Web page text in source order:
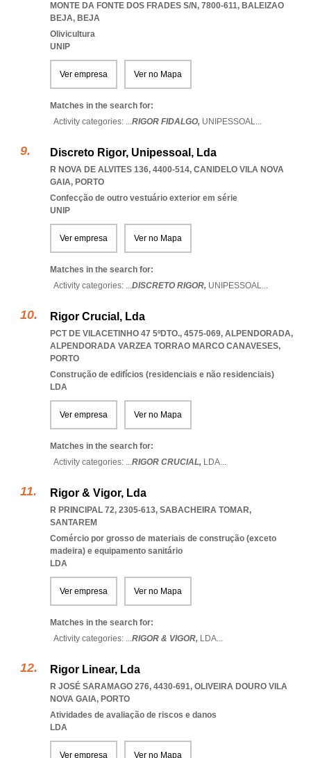
MONTE DA FONTE DOS FRADES S/N, 7800-611, BALEIZAO
BEJA, BEJA
Olivicultura
UNIP
Ver empresa Ver no Mapa
Matches in the search for:
Activity categories: ...RIGOR FIDALGO, UNIPESSOAL...
Discreto Rigor, Unipessoal, Lda
R NOVA DE ALVITES 136, 4400-514, CANIDELO VILA NOVA
GAIA, PORTO
Confecção de outro vestuário exterior em série
UNIP
Ver empresa Ver no Mapa
Matches in the search for:
Activity categories: ...DISCRETO RIGOR, UNIPESSOAL...
Rigor Crucial, Lda
PCT DE VILACETINHO 47 5ºDTO., 4575-069, ALPENDORADA,
ALPENDORADA VARZEA TORRAO MARCO CANAVESES,
PORTO
Construção de edifícios (residenciais e não residenciais)
LDA
Ver empresa Ver no Mapa
Matches in the search for:
Activity categories: ...RIGOR CRUCIAL, LDA...
Rigor & Vigor, Lda
R PRINCIPAL 72, 2305-613, SABACHEIRA TOMAR,
SANTAREM
Comércio por grosso de materiais de construção (exceto
madeira) e equipamento sanitário
LDA
Ver empresa Ver no Mapa
Matches in the search for:
Activity categories: ...RIGOR & VIGOR, LDA...
Rigor Linear, Lda
R JOSÉ SARAMAGO 276, 4430-691, OLIVEIRA DOURO VILA
NOVA GAIA, PORTO
Atividades de avaliação de riscos e danos
LDA
Ver empresa Ver no Mapa